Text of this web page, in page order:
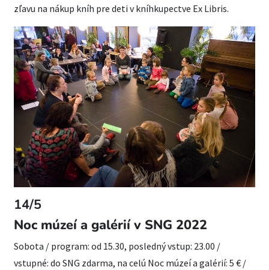
zľavu na nákup kníh pre deti v kníhkupectve Ex Libris.
14/5
Noc múzeí a galérií v SNG 2022
Sobota / program: od 15.30, posledný vstup: 23.00 /
vstupné: do SNG zdarma, na celú Noc múzeí a galérií: 5 € /